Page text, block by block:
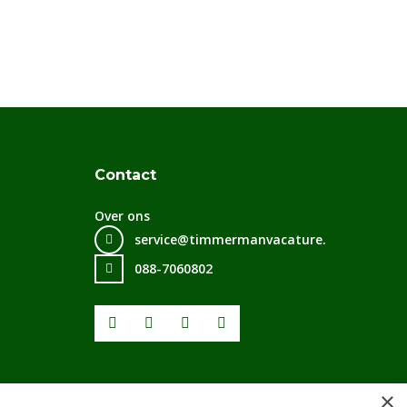
Contact
Over ons
service@timmermanvacature.nl
088-7060802
FacebookYoutubeLinkedIn